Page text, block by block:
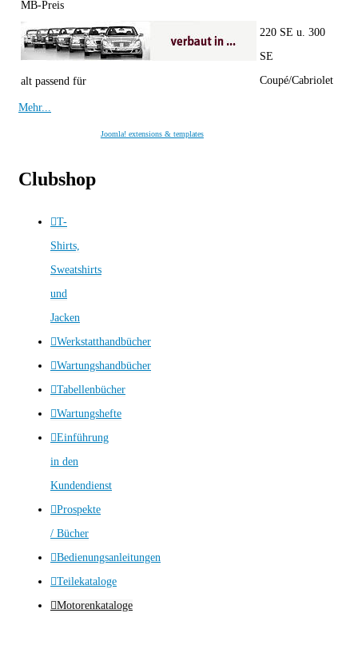
MB-Preis
alt passend für
220 SE u. 300
SE
Coupé/Cabriolet
Mehr...
Joomla! extensions & templates
Clubshop
T-
Shirts,
Sweatshirts
und
Jacken
Werkstatthandbücher
Wartungshandbücher
Tabellenbücher
Wartungshefte
Einführung
in den
Kundendienst
Prospekte
/ Bücher
Bedienungsanleitungen
Teilekataloge
Motorenkataloge